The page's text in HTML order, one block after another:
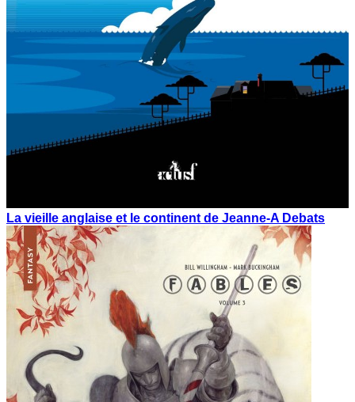
La vieille anglaise et le continent de Jeanne-A Debats